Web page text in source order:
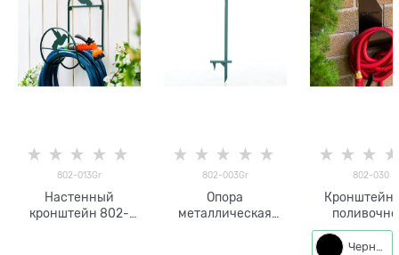
802-013Gr
Настенный
кронштейн 802-
802-003Gr
Опора
металлическая
802-030
Кронштейн
шланга из
802-030
Черный